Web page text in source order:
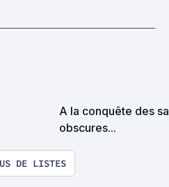
A la conquête des
obscures...
DE LISTES